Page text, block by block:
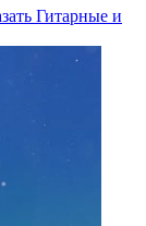
Гитарные и